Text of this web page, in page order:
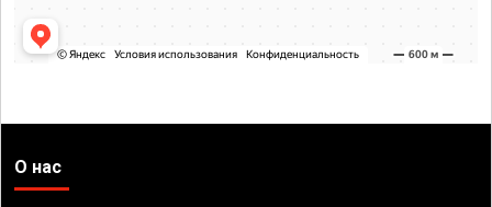
О нас